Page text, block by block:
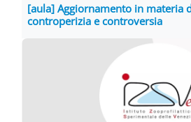
[aula] Aggiornamento in materia
controperizia e controversia